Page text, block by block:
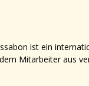
ist ein
Mitarbeiter aus